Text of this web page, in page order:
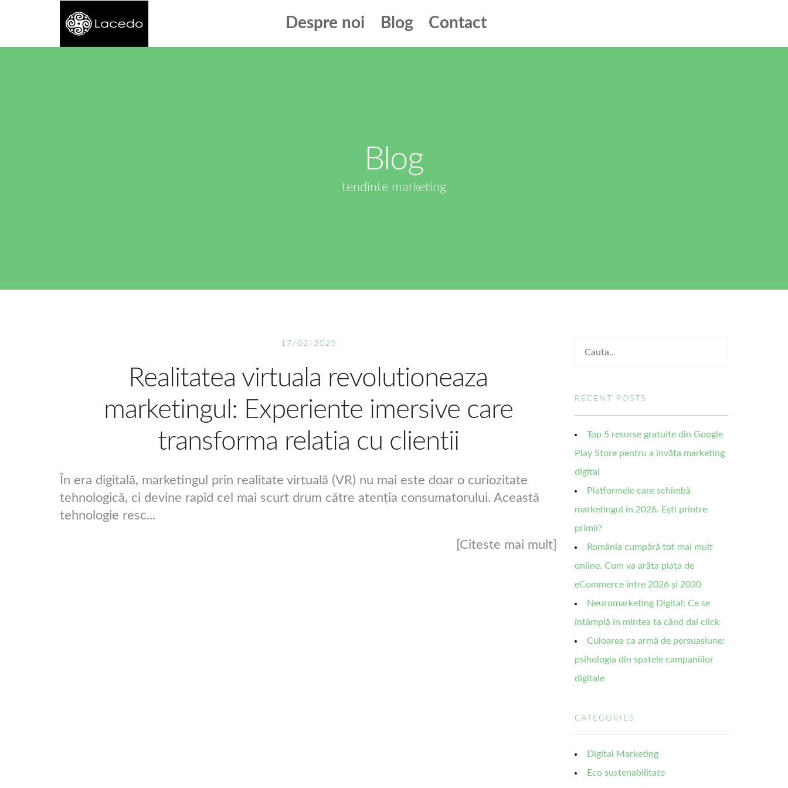
Despre noi Blog Contact
Blog
tendinte marketing
17/02/2025
Realitatea virtuala revolutioneaza
marketingul: Experiente imersive care
transforma relatia cu clientii
În era digitală, marketingul prin realitate virtuală (VR) nu mai este doar o curiozitate
tehnologică, ci devine rapid cel mai scurt drum către atenția consumatorului. Această
tehnologie resc...
[Citeste mai mult]
RECENT POSTS
Top 5 resurse gratuite din Google
Play Store pentru a învăța marketing
digital
Platformele care schimbă
marketingul în 2026. Ești printre
primii?
România cumpără tot mai mult
online. Cum va arăta piața de
eCommerce între 2026 și 2030
Neuromarketing Digital: Ce se
întâmplă în mintea ta când dai click
Culoarea ca armă de persuasiune:
psihologia din spatele campaniilor
digitale
CATEGORIES
Digital Marketing
Eco sustenabilitate